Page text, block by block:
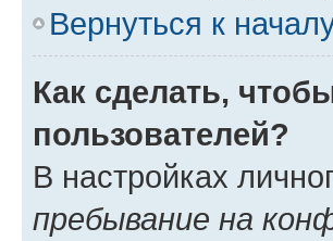
Вернуться к
Как сделать,
пользователей?
В настройках
пребывание на